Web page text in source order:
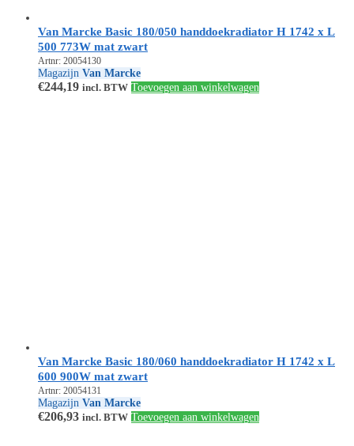
Van Marcke Basic 180/050 handdoekradiator H 1742 x L
500 773W mat zwart
Artnr: 20054130
Magazijn Van Marcke
€244,19 incl. BTW Toevoegen aan winkelwagen
Van Marcke Basic 180/060 handdoekradiator H 1742 x L
600 900W mat zwart
Artnr: 20054131
Magazijn Van Marcke
€206,93 incl. BTW Toevoegen aan winkelwagen